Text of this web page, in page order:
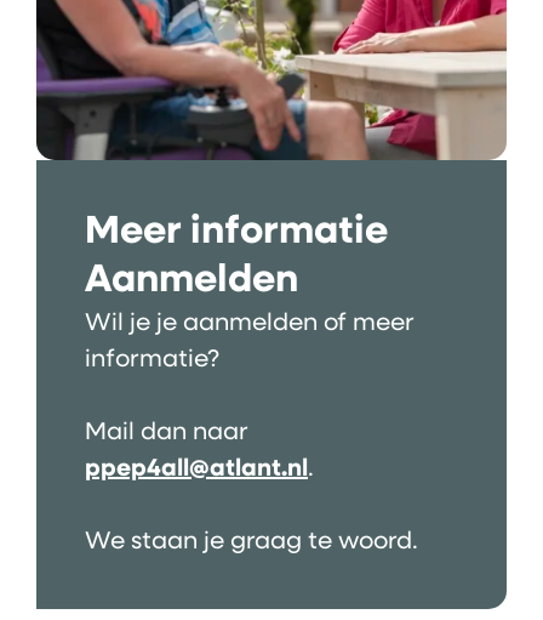
Meer informatie
Aanmelden
Wil je je aanmelden of meer
informatie?
Mail dan naar
ppep4all@atlant.nl .
We staan je graag te woord.